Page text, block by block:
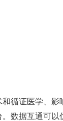
循证医学、
数据互通可